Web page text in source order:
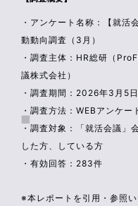
・アンケート名称：【就
動動向調査（3月）
・調査主体：HR総研（
議株式会社）
・調査期間：2026年3月5
・調査方法：WEBアンケー
・調査対象：「就活会議」
した方、している方
・有効回答：283件
※本レポートを引用・参照